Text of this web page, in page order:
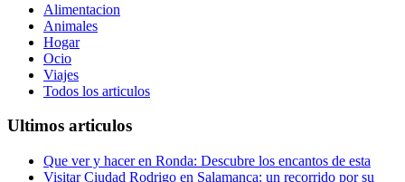
Alimentacion
Animales
Hogar
Ocio
Viajes
Todos los articulos
Ultimos articulos
Que ver y hacer en Ronda: Descubre los encantos de esta
Visitar Ciudad Rodrigo en Salamanca: un recorrido por su